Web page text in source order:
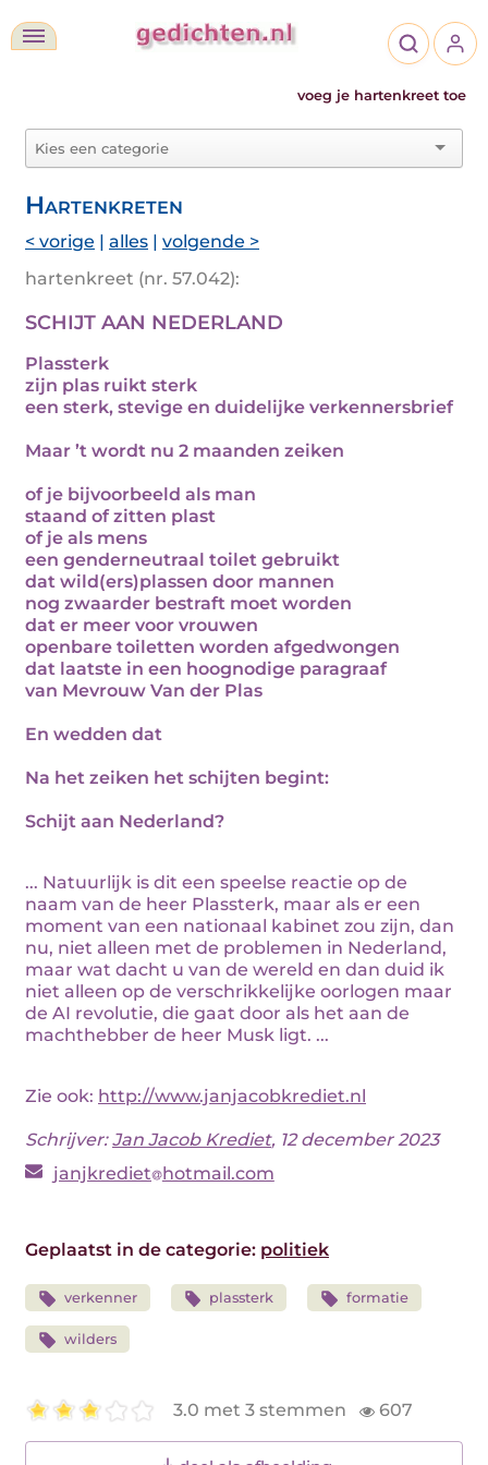
voeg je hartenkreet toe
Hartenkreten
< vorige | alles | volgende >
hartenkreet (nr. 57.042):
SCHIJT AAN NEDERLAND
Plassterk
zijn plas ruikt sterk
een sterk, stevige en duidelijke verkennersbrief
Maar ’t wordt nu 2 maanden zeiken
of je bijvoorbeeld als man
staand of zitten plast
of je als mens
een genderneutraal toilet gebruikt
dat wild(ers)plassen door mannen
nog zwaarder bestraft moet worden
dat er meer voor vrouwen
openbare toiletten worden afgedwongen
dat laatste in een hoognodige paragraaf
van Mevrouw Van der Plas
En wedden dat
Na het zeiken het schijten begint:
Schijt aan Nederland?
... Natuurlijk is dit een speelse reactie op de
naam van de heer Plassterk, maar als er een
moment van een nationaal kabinet zou zijn, dan
nu, niet alleen met de problemen in Nederland,
maar wat dacht u van de wereld en dan duid ik
niet alleen op de verschrikkelijke oorlogen maar
de AI revolutie, die gaat door als het aan de
machthebber de heer Musk ligt. ...
Zie ook: http://www.janjacobkrediet.nl
Schrijver:Jan Jacob Krediet, 12 december 2023
janjkrediet hotmail.com
Geplaatst in de categorie: politiek
verkenner plassterk formatie
wilders
3.0 met 3 stemmen 607